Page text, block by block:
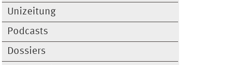
Unizeitung
Podcasts
Dossiers